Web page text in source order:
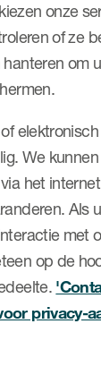
onze
of ze
om
We
het
Als
met
op de
privacy-